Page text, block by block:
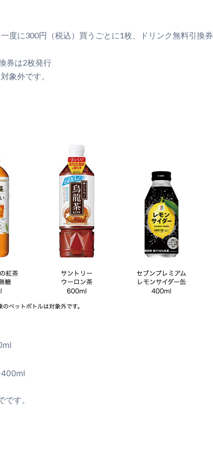
度に300円（税込）買うごとに1枚、ドリンク無料引換券
券は2枚発行
象外です。
400ml
す。